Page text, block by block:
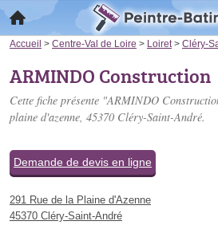
Accueil > Centre-Val de Loire > Loiret > Cléry-
ARMINDO Construction
Cette fiche présente "ARMINDO
plaine d'azenne, 45370 Cléry-Saint-André.
Demande de devis en ligne
291 Rue de la Plaine d'Azenne
45370 Cléry-Saint-André